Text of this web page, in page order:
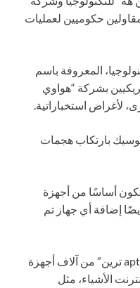
حكوميين لعمليات
المعروفة باسم
بشركة “هواوي
لأغراض استخباراتية.
بارتكاب هجمات
أساسًا من أجهزة
إضافة أي جهاز تم
قام القراصنة الصينيون بإنشاء “راaptor ترين” من آلاف أجهزة
الأشياء، مثل